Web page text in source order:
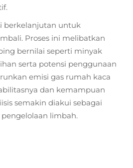
berkelanjutan untuk
Proses ini melibatkan
bernilai seperti minyak
serta potensi penggunaan
emisi gas rumah kaca
dan kemampuan
semakin diakui sebagai
limbah.